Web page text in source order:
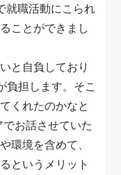
就職活動にこられ
ことができまし
と自負しており
負担します。そこ
くれたのかなと
お話させていた
環境を含めて、
というメリット